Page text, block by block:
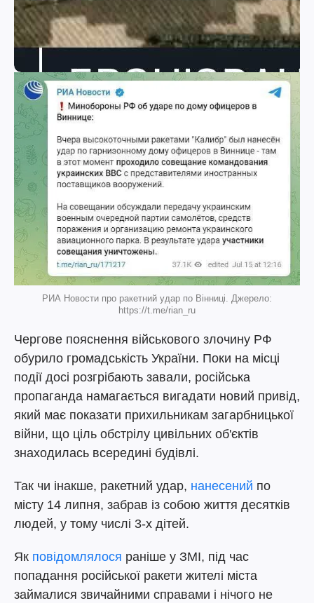
РИА Новости про ракетний удар по Вінниці. Джерело:
https://t.me/rian_ru
Чергове пояснення військового злочину РФ
обурило громадськість України. Поки на місці
події досі розгрібають завали, російська
пропаганда намагається вигадати новий привід,
який має показати прихильникам загарбницької
війни, що ціль обстрілу цивільних об'єктів
знаходилась всередині будівлі.
Так чи інакше, ракетний удар, нанесений по
місту 14 липня, забрав із собою життя десятків
людей, у тому числі 3-х дітей.
Як повідомлялося раніше у ЗМІ, під час
попадання російської ракети жителі міста
займалися звичайними справами і нічого не